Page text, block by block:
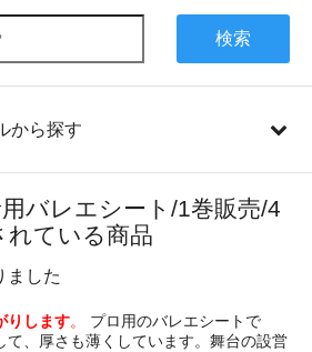
検索
から探す
用バレエシート/1巻販売/4
れている商品
ました
りします。
プロ用のバレエシートで
て、厚さも薄くしています。舞台の設営